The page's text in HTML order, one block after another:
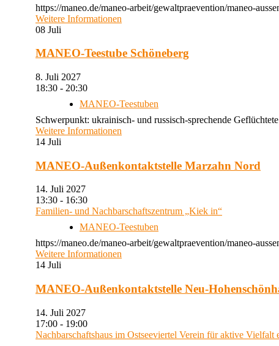
https://maneo.de/maneo-arbeit/gewaltpraevention/maneo-
Weitere Informationen
08 Juli
MANEO-Teestube Schöneberg
8. Juli 2027
18:30 - 20:30
MANEO-Teestuben
Schwerpunkt: ukrainisch- und russisch-sprechende
Weitere Informationen
14 Juli
MANEO-Außenkontaktstelle Marzahn Nord
14. Juli 2027
13:30 - 16:30
Familien- und Nachbarschaftszentrum „Kiek in“
MANEO-Teestuben
https://maneo.de/maneo-arbeit/gewaltpraevention/maneo-
Weitere Informationen
14 Juli
MANEO-Außenkontaktstelle Neu-
14. Juli 2027
17:00 - 19:00
Nachbarschaftshaus im Ostseeviertel Verein für aktive Vielfalt